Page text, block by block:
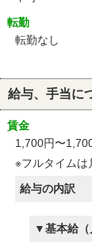
転勤
転勤なし
給与、手当に
賃金
1,700円〜
※フルタイムは
給与の内訳
基本給